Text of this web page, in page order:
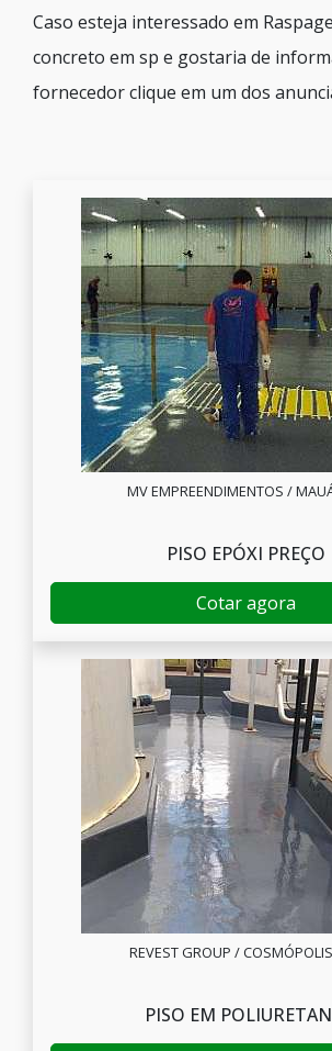
Caso esteja interessado em
concreto em sp e gostaria de
fornecedor clique em um dos
MV EMPREENDIMENTOS /
PISO EPÓXI PREÇO
Cotar agora
REVEST GROUP /
PISO EM